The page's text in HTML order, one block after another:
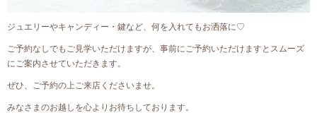
ジュエリーやキャンディー・鍵など、何を入れてもお洒落に♡
ご予約なしでもご見学いただけますが、事前にご予約いただけますとスムーズ
にご案内させていただきます。
ぜひ、ご予約の上ご来店くださいませ。
みなさまのお越しを心よりお待ちしております。